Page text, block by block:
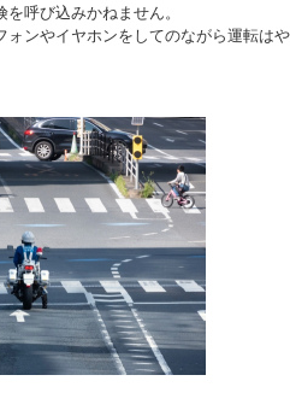
呼び込みかねません。
ォンやイヤホンをしてのながら運転は